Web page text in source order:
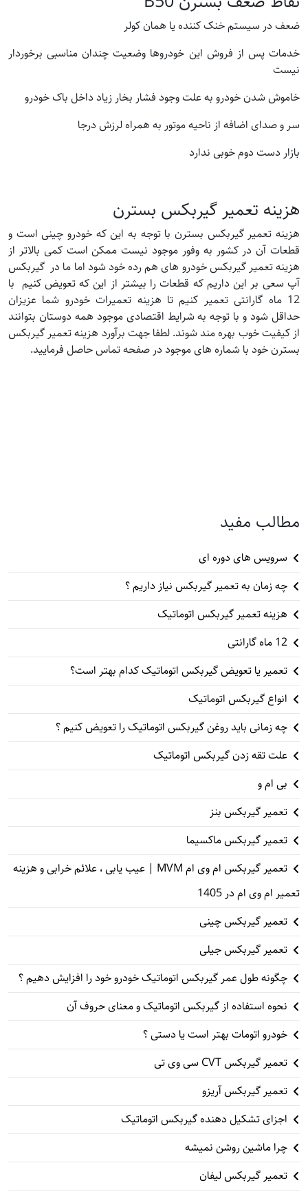
ضعف در سیستم خنک کننده یا همان کولر
خدمات پس از فروش این خودروها وضعیت چندان مناسبی برخوردار
نیست
خاموش شدن خودرو به علت وجود فشار بخار زیاد داخل باک خودرو
سر و صدای اضافه از ناحیه موتور به همراه لرزش درجا
بازار دست دوم خوبی ندارد
هزینه تعمیر گیربکس بسترن
هزینه تعمیر گیربکس بسترن با توجه به این که خودرو چینی است و
قطعات آن در کشور به وفور موجود نیست ممکن است کمی بالاتر از
هزینه تعمیر گیربکس خودرو های هم رده خود شود اما ما در گیربکس
آپ سعی بر این داریم که قطعات را بیشتر از این که تعویض کنیم با
12 ماه گارانتی تعمیر کنیم تا هزینه تعمیرات خودرو شما عزیزان
حداقل شود و با توجه به شرایط اقتصادی موجود همه دوستان بتوانند
از کیفیت خوب بهره مند شوند. لطفا جهت برآورد هزینه تعمیر گیربکس
بسترن خود با شماره های موجود در صفحه تماس حاصل فرمایید.
مطالب مفید
سرویس های دوره ای
چه زمان به تعمیر گیربکس نیاز داریم ؟
هزینه تعمیر گیربکس اتوماتیک
12 ماه گارانتی
تعمیر یا تعویض گیربکس اتوماتیک کدام بهتر است؟
انواع گیربکس اتوماتیک
چه زمانی باید روغن گیربکس اتوماتیک را تعویض کنیم ؟
علت تقه زدن گیربکس اتوماتیک
بی ام و
تعمیر گیربکس بنز
تعمیر گیربکس ماکسیما
تعمیر گیربکس ام وی ام MVM | عیب یابی ، علائم خرابی و هزینه
تعمیر ام وی ام در 1405
تعمیر گیربکس چینی
تعمیر گیربکس جیلی
چگونه طول عمر گیربکس اتوماتیک خودرو خود را افزایش دهیم ؟
نحوه استفاده از گیربکس اتوماتیک و معنای حروف آن
خودرو اتومات بهتر است یا دستی ؟
تعمیر گیربکس CVT سی وی تی
تعمیر گیربکس آریزو
اجزای تشکیل دهنده گیربکس اتوماتیک
چرا ماشین روشن نمیشه
تعمیر گیربکس لیفان